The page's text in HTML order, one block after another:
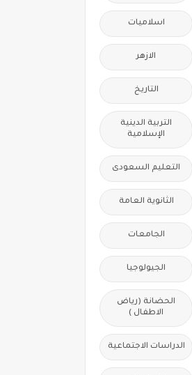
اسلاميات
الازهر
التاريخ
التربية الدينية
الإسلامية
التعليم السعودى
الثانوية العامة
الجامعات
الجيولوجيا
الحضانة (رياض
الاطفال )
الدراسات الاجتماعية